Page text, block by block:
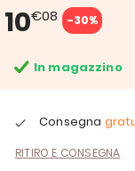
10€08 -30%
In magazzino
Consegna
RITIRO E CONSEGNA